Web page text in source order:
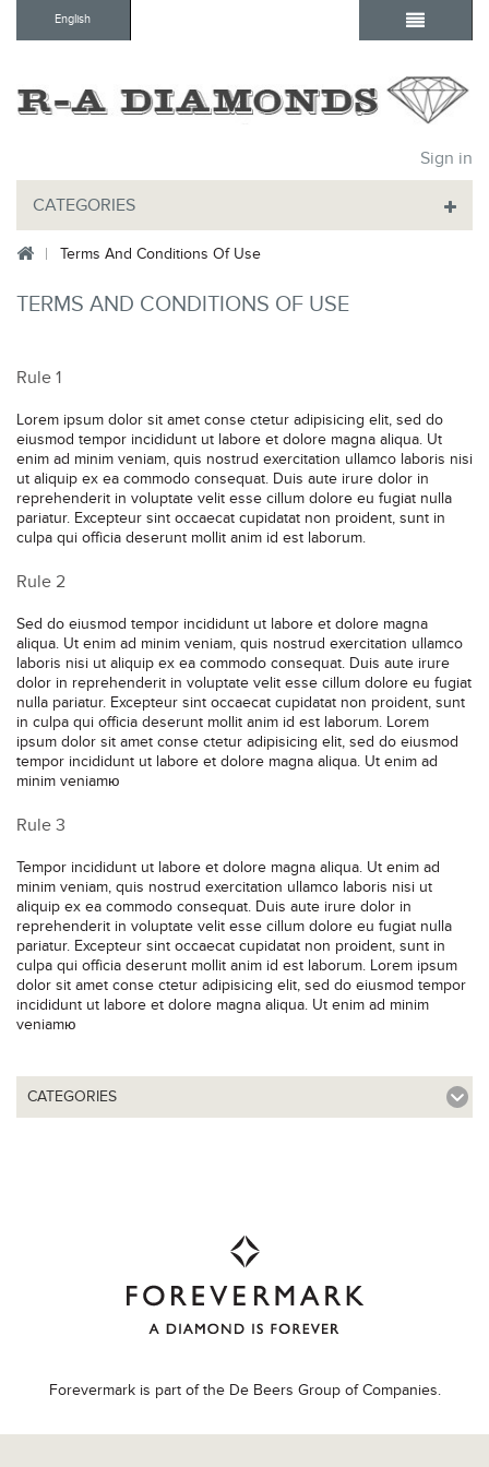
Sign in
English
CATEGORIES
Terms And Conditions Of Use
TERMS AND CONDITIONS OF USE
Rule 1
Lorem ipsum dolor sit amet conse ctetur adipisicing elit, sed do
eiusmod tempor incididunt ut labore et dolore magna aliqua. Ut
enim ad minim veniam, quis nostrud exercitation ullamco laboris nisi
ut aliquip ex ea commodo consequat. Duis aute irure dolor in
reprehenderit in voluptate velit esse cillum dolore eu fugiat nulla
pariatur. Excepteur sint occaecat cupidatat non proident, sunt in
culpa qui officia deserunt mollit anim id est laborum.
Rule 2
Sed do eiusmod tempor incididunt ut labore et dolore magna
aliqua. Ut enim ad minim veniam, quis nostrud exercitation ullamco
laboris nisi ut aliquip ex ea commodo consequat. Duis aute irure
dolor in reprehenderit in voluptate velit esse cillum dolore eu fugiat
nulla pariatur. Excepteur sint occaecat cupidatat non proident, sunt
in culpa qui officia deserunt mollit anim id est laborum. Lorem
ipsum dolor sit amet conse ctetur adipisicing elit, sed do eiusmod
tempor incididunt ut labore et dolore magna aliqua. Ut enim ad
minim veniamю
Rule 3
Tempor incididunt ut labore et dolore magna aliqua. Ut enim ad
minim veniam, quis nostrud exercitation ullamco laboris nisi ut
aliquip ex ea commodo consequat. Duis aute irure dolor in
reprehenderit in voluptate velit esse cillum dolore eu fugiat nulla
pariatur. Excepteur sint occaecat cupidatat non proident, sunt in
culpa qui officia deserunt mollit anim id est laborum. Lorem ipsum
dolor sit amet conse ctetur adipisicing elit, sed do eiusmod tempor
incididunt ut labore et dolore magna aliqua. Ut enim ad minim
veniamю
CATEGORIES
Forevermark is part of the De Beers Group of Companies.